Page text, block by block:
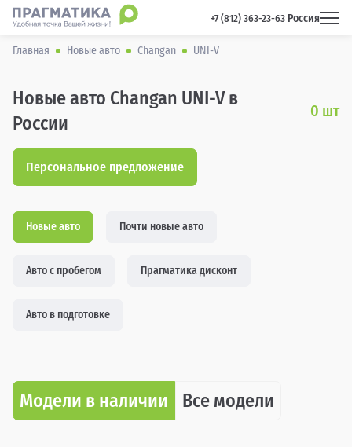
+7 (812) 363-23-63 Россия
Главная Новые авто Changan UNI-V
Новые авто Changan UNI-V в
России
0 шт
Персональное предложение
Новые авто Почти новые авто
Авто с пробегом Прагматика дисконт
Авто в подготовке
Модели в наличии Все модели